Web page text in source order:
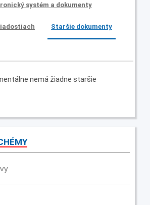
systém a dokumenty
Staršie dokumenty
nemá žiadne staršie